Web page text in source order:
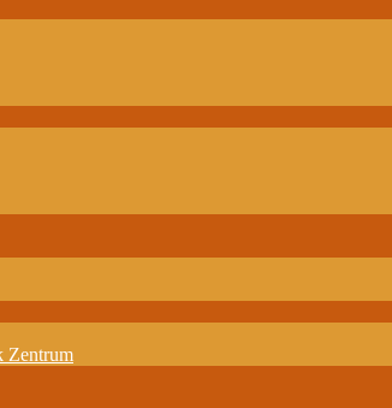
Zentrum